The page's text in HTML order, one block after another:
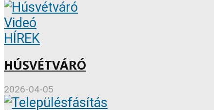
Videó
HÍREK
HÚSVÉTVÁRÓ
2026-04-05